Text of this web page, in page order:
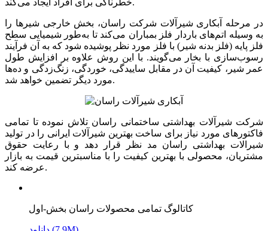
در مرحله آبکاری شیرآلات شرکت راسان، بخش خارجی شیرها را
به وسیله اتم‌های باردار فلز بمباران می‌کند تا به‌طور شیمیایی سطح
فلز پایه (فلز بدنه شیر) با فلز مورد نظر پوشیده شود که به آن فرآیند
رسوب‌سازی با بخار می‌گویند. با این روش علاوه بر افزایش طول
عمر شیر، کیفیت آن در مقابل ساییدگی، خوردگی، زنگ‌زدگی و ده‌ها
مورد دیگر تضمین خواهد شد.
شرکت شیرآلات بهداشتی ساختمانی راسان تلاش نموده تا تمامی
فاکتورهای مورد نیاز برای ساخت بهترین شیرآلات ایرانی را در تولید
شیرالات بهداشتی راسان مد نظر قرار دهد و با رعایت حقوق
مشتریان، محصولی با بهترین کیفیت را با مناسبترین قیمت به بازار
عرضه کند.
کاتالوگ تمامی محصولات راسان بخش-اول